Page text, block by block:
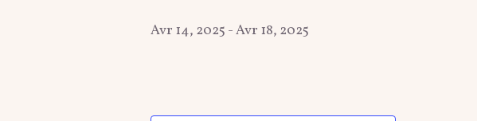
Avr 14, 2025 -Avr 18, 2025